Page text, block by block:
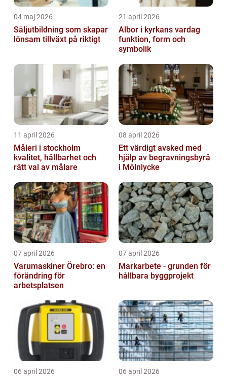
04 maj 2026
Säljutbildning som skapar
lönsam tillväxt på riktigt
21 april 2026
Albor i kyrkans vardag
funktion, form och
symbolik
11 april 2026
Måleri i stockholm
kvalitet, hållbarhet och
rätt val av målare
08 april 2026
Ett värdigt avsked med
hjälp av begravningsbyrå
i Mölnlycke
07 april 2026
Varumaskiner Örebro: en
förändring för
arbetsplatsen
07 april 2026
Markarbete - grunden för
hållbara byggprojekt
06 april 2026 06 april 2026